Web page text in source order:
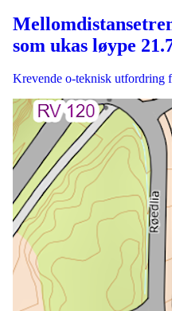
som ukas løype
Krevende o-teknisk utfordring